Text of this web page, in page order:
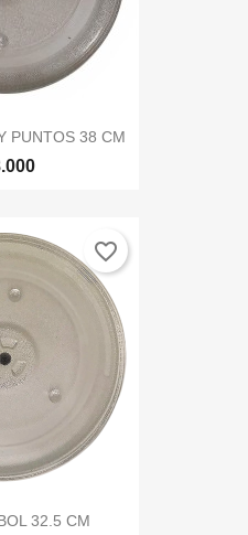
PUNTOS 38 CM
32.5 CM
favorite_border